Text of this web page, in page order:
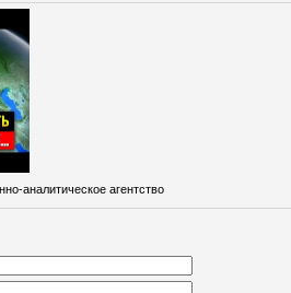
аналитическое агентство